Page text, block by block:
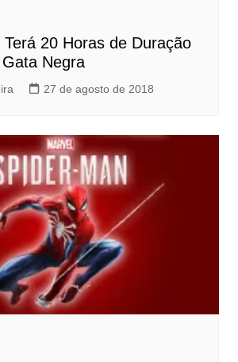
20 Horas de Duração
Negra
27 de agosto de 2018